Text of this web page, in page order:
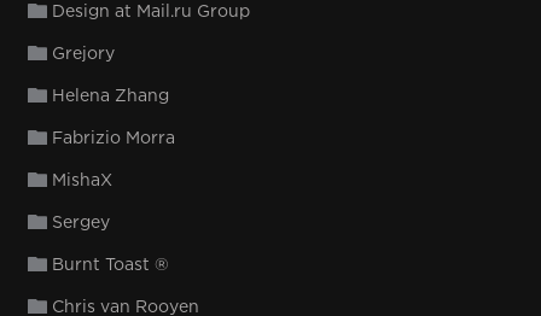
Design at Mail.ru Group
Grejory
Helena Zhang
Fabrizio Morra
MishaX
Sergey
Burnt Toast ®
Chris van Rooyen